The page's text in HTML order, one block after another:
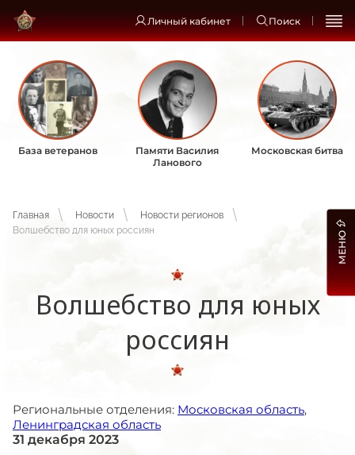
Личный кабинет Поиск
База ветеранов
Памяти Василия
Ланового
Московская битва
Главная Новости
Новости регионов
Волшебство для юных россиян
Волшебство для юных
россиян
Региональные отделения: Московская область,
Ленинградская область
31 декабря 2023
МЕНЮ